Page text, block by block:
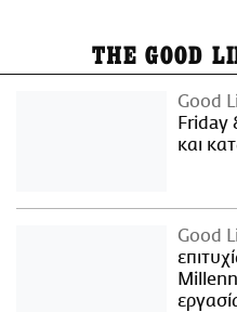
THE GOOD
Good
Friday
και
Good